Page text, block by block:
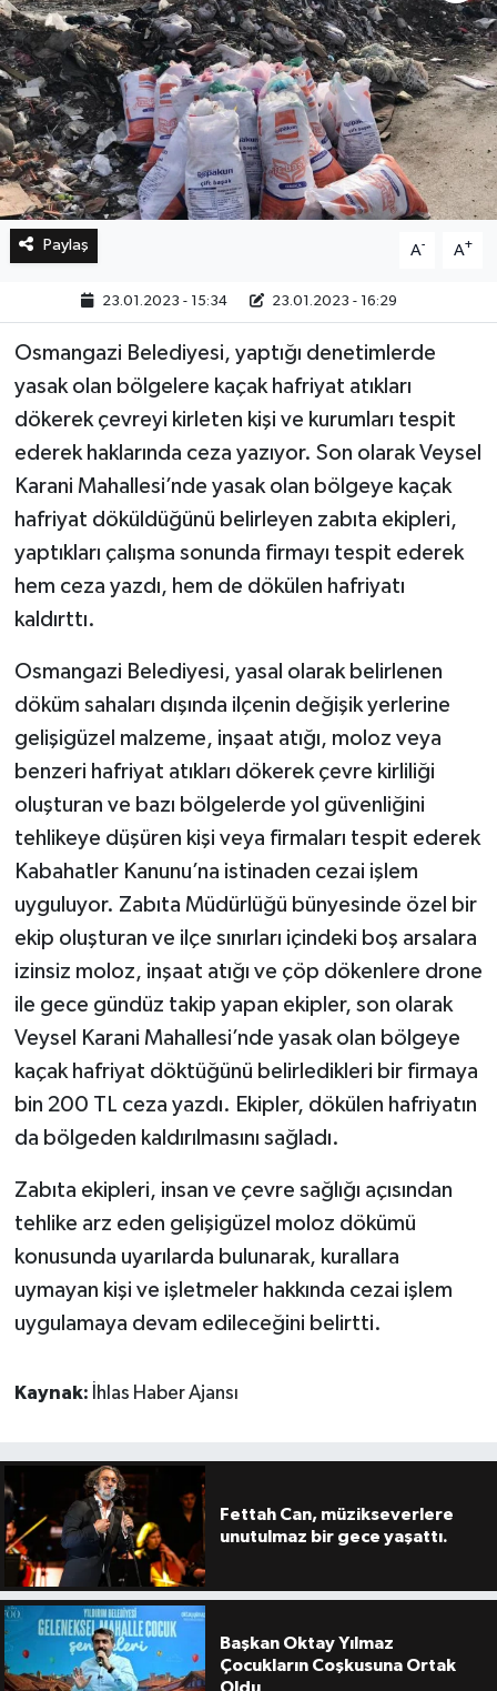
Paylaş A- A+
23.01.2023 - 15:34 23.01.2023 - 16:29
Osmangazi Belediyesi, yaptığı denetimlerde
yasak olan bölgelere kaçak hafriyat atıkları
dökerek çevreyi kirleten kişi ve kurumları tespit
ederek haklarında ceza yazıyor. Son olarak Veysel
Karani Mahallesi’nde yasak olan bölgeye kaçak
hafriyat döküldüğünü belirleyen zabıta ekipleri,
yaptıkları çalışma sonunda firmayı tespit ederek
hem ceza yazdı, hem de dökülen hafriyatı
kaldırttı.
Osmangazi Belediyesi, yasal olarak belirlenen
döküm sahaları dışında ilçenin değişik yerlerine
gelişigüzel malzeme, inşaat atığı, moloz veya
benzeri hafriyat atıkları dökerek çevre kirliliği
oluşturan ve bazı bölgelerde yol güvenliğini
tehlikeye düşüren kişi veya firmaları tespit ederek
Kabahatler Kanunu’na istinaden cezai işlem
uyguluyor. Zabıta Müdürlüğü bünyesinde özel bir
ekip oluşturan ve ilçe sınırları içindeki boş arsalara
izinsiz moloz, inşaat atığı ve çöp dökenlere drone
ile gece gündüz takip yapan ekipler, son olarak
Veysel Karani Mahallesi’nde yasak olan bölgeye
kaçak hafriyat döktüğünü belirledikleri bir firmaya
bin 200 TL ceza yazdı. Ekipler, dökülen hafriyatın
da bölgeden kaldırılmasını sağladı.
Zabıta ekipleri, insan ve çevre sağlığı açısından
tehlike arz eden gelişigüzel moloz dökümü
konusunda uyarılarda bulunarak, kurallara
uymayan kişi ve işletmeler hakkında cezai işlem
uygulamaya devam edileceğini belirtti.
Kaynak: İhlas Haber Ajansı
Fettah Can, müzikseverlere
unutulmaz bir gece yaşattı.
Başkan Oktay Yılmaz
Çocukların Coşkusuna Ortak